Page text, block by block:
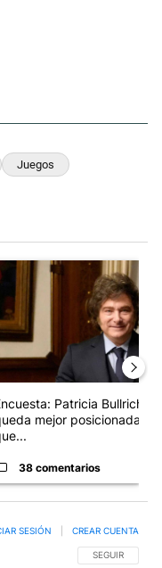
Juegos
incosistencias de
artículo de tendencia con
Patricia Bullrich
mejor posicionada
38 comentarios
SIGA ESTA
SEGUIR
SESIÓN CREAR CUENTA